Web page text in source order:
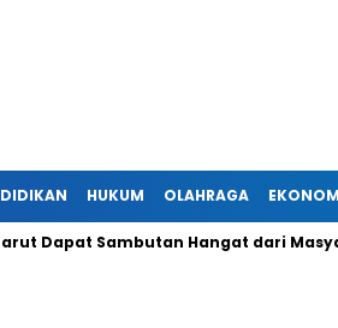
HUKUM OLAHRAGA
Komisi Informasi Jabar